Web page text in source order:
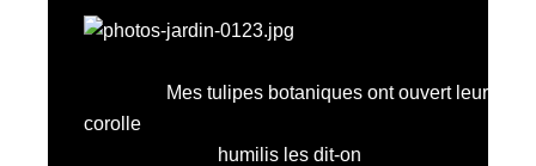
Mes tulipes botaniques ont ouvert leur
corolle
humilis les dit-on